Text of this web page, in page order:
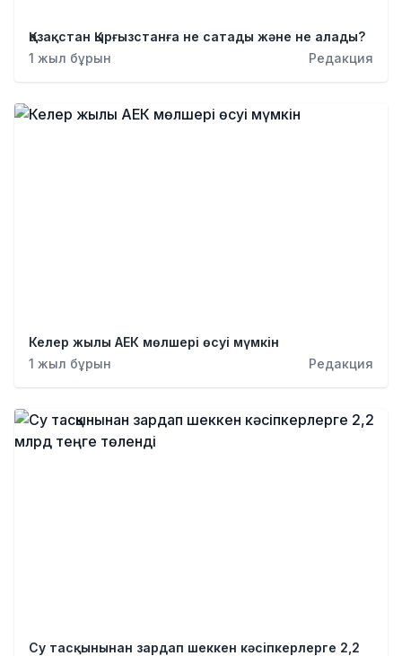
Қазақстан Қырғызстанға не сатады және не алады?
1 жыл бұрын
Редакция
Келер жылы АЕК мөлшері өсуі мүмкін
1 жыл бұрын
Редакция
Су тасқынынан зардап шеккен кәсіпкерлерге 2,2